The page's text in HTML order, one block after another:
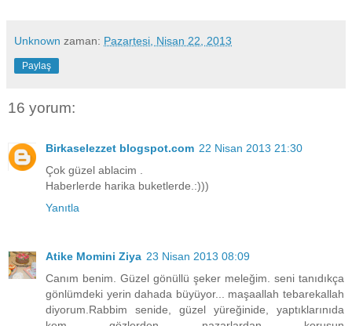
Unknown zaman: Pazartesi, Nisan 22, 2013
Paylaş
16 yorum:
Birkaselezzet blogspot.com 22 Nisan 2013 21:30
Çok güzel ablacim .
Haberlerde harika buketlerde.:)))
Yanıtla
Atike Momini Ziya 23 Nisan 2013 08:09
Canım benim. Güzel gönüllü şeker meleğim. seni tanıdıkça
gönlümdeki yerin dahada büyüyor... maşaallah tebarekallah
diyorum.Rabbim senide, güzel yüreğinide, yaptıklarınıda